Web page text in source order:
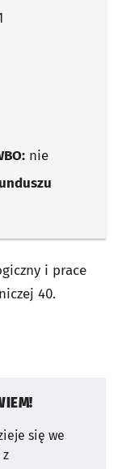
nie
i prace
40.
się we
z